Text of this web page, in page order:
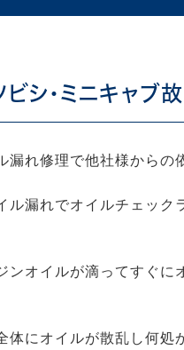
ビシ・ミニキャブ
漏れ修理で他社様からの
ル漏れでオイルチェック
ンオイルが滴ってすぐに
体にオイルが散乱し何処